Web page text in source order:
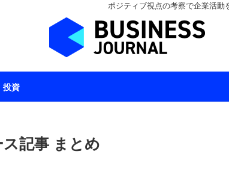
ポジティブ視点の考察で企業活動
記事 まとめ
投資